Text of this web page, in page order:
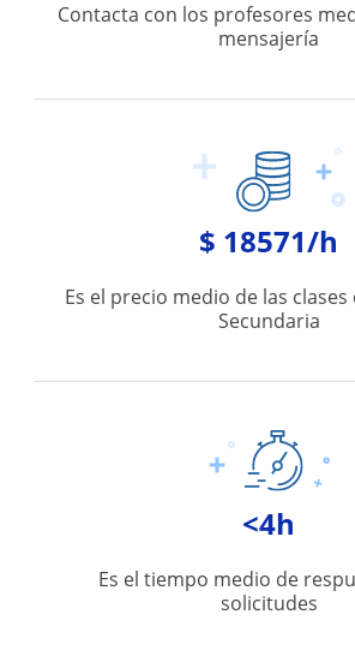
Contacta con los profesores
mensajería
$ 18571/h
Es el precio medio de las
Secundaria
<4h
Es el tiempo medio de
solicitudes